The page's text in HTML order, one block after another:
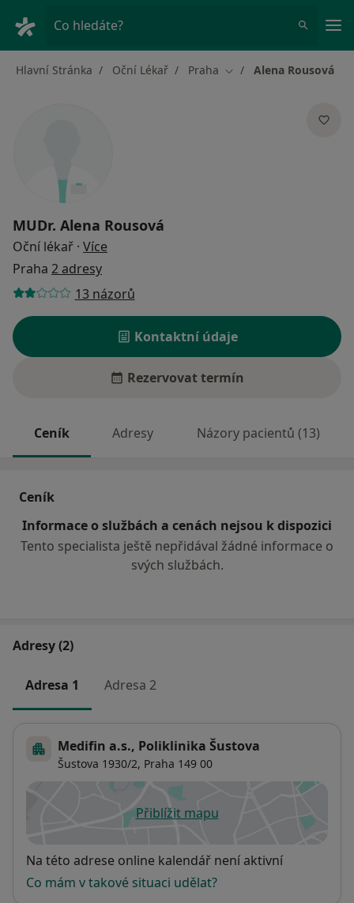
Co hledáte?
Hlavní Stránka Oční Lékař Praha Změna města
Alena Rousová
MUDr. Alena Rousová
Oční lékař · Více
Praha 2 adresy
13 názorů
Kontaktní údaje
Rezervovat termín
Ceník Adresy Názory pacientů (13)
Ceník
Informace o službách a cenách nejsou k dispozici
Tento specialista ještě nepřidával žádné informace o
svých službách.
Adresy (2)
Adresa 1 Adresa 2
Medifin a.s., Poliklinika Šustova
Šustova 1930/2, Praha 149 00
Přiblížit mapuse otevře v nové záložce
Dostupnost
Na této adrese online kalendář není aktivní
Co mám v takové situaci udělat?